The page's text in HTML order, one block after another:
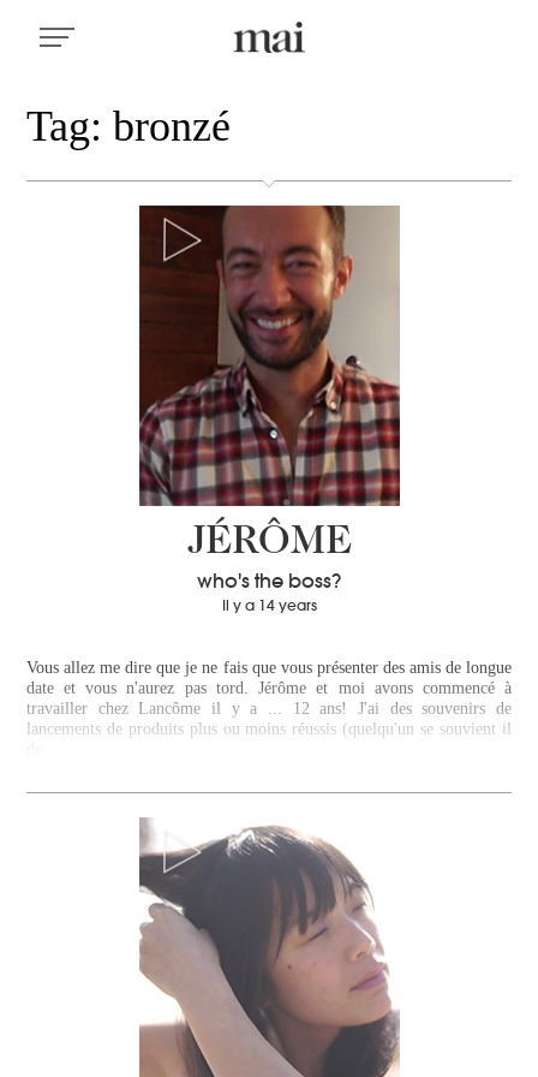
Tag: bronzé
JÉRÔME
who's the boss?
Il y a 14 years
Vous allez me dire que je ne fais que vous présenter des amis de longue
date et vous n'aurez pas tord. Jérôme et moi avons commencé à
travailler chez Lancôme il y a ... 12 ans! J'ai des souvenirs de
lancements de produits plus ou moins réussis (quelqu'un se souvient il